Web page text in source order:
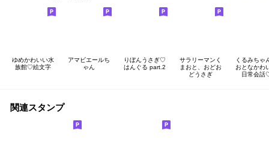
ゆめかわいい水
族館♡絵文字
アマビエールち
ゃん
りぼんうさぎ♡
はんぐる part.2
サラリーマンく
まおと、おどお
どうさぎ
くるみちゃ
おとなかわ
日常会話
関連スタンプ